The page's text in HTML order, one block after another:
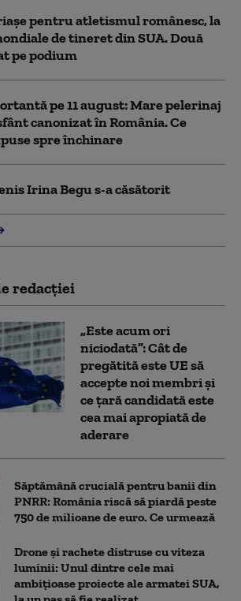
pentru atletismul românesc, la
de tineret din SUA. Două
pe podium
pe 11 august: Mare pelerinaj
canonizat în România. Ce
spre închinare
Irina Begu s-a căsătorit
redacţiei
„Este acum ori
niciodată”: Cât de
pregătită este UE să
accepte noi membri și
ce țară candidată este
cea mai apropiată de
aderare
Săptămână crucială pentru banii din
PNRR: România riscă să piardă peste
750 de milioane de euro. Ce urmează
Drone și rachete distruse cu viteza
luminii: Unul dintre cele mai
ambițioase proiecte ale armatei SUA,